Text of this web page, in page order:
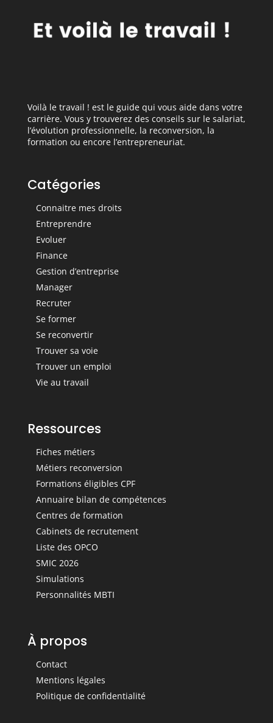
Voilà le travail ! est le guide qui vous aide dans votre
carrière. Vous y trouverez des conseils sur le salariat,
l’évolution professionnelle, la reconversion, la
formation ou encore l’entrepreneuriat.
Catégories
Connaitre mes droits
Entreprendre
Evoluer
Finance
Gestion d’entreprise
Manager
Recruter
Se former
Se reconvertir
Trouver sa voie
Trouver un emploi
Vie au travail
Ressources
Fiches métiers
Métiers reconversion
Formations éligibles CPF
Annuaire bilan de compétences
Centres de formation
Cabinets de recrutement
Liste des OPCO
SMIC 2026
Simulations
Personnalités MBTI
À propos
Contact
Mentions légales
Politique de confidentialité